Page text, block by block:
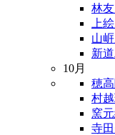
林
上
山
新
10月
穂
村
窯
寺